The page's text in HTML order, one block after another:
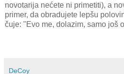
novotarija nećete ni primetiti), a
primer, da obradujete lepšu
čuje: "Evo me, dolazim, samo još
DeCoy